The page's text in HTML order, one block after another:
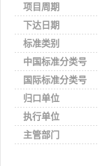
项目周期
下达日期
标准类别
中国标准分类号
国际标准分类号
归口单位
执行单位
主管部门